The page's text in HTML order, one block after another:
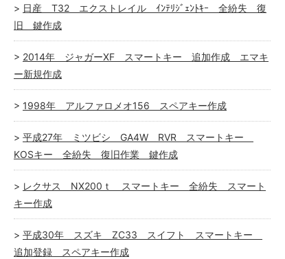
日産 T32 エクストレイル ｲﾝﾃﾘｼﾞｪﾝﾄｷｰ 全紛失 復
旧 鍵作成
2014年 ジャガーXF スマートキー 追加作成 エマキ
ー新規作成
1998年 アルファロメオ156 スペアキー作成
平成27年 ミツビシ GA4W RVR スマートキー
KOSキー 全紛失 復旧作業 鍵作成
レクサス NX200ｔ スマートキー 全紛失 スマート
キー作成
平成30年 スズキ ZC33 スイフト スマートキー
追加登録 スペアキー作成